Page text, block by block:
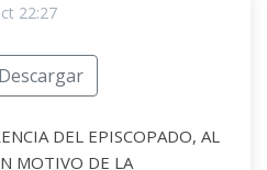
22:27
Descargar
DEL EPISCOPADO, AL
MOTIVO DE LA